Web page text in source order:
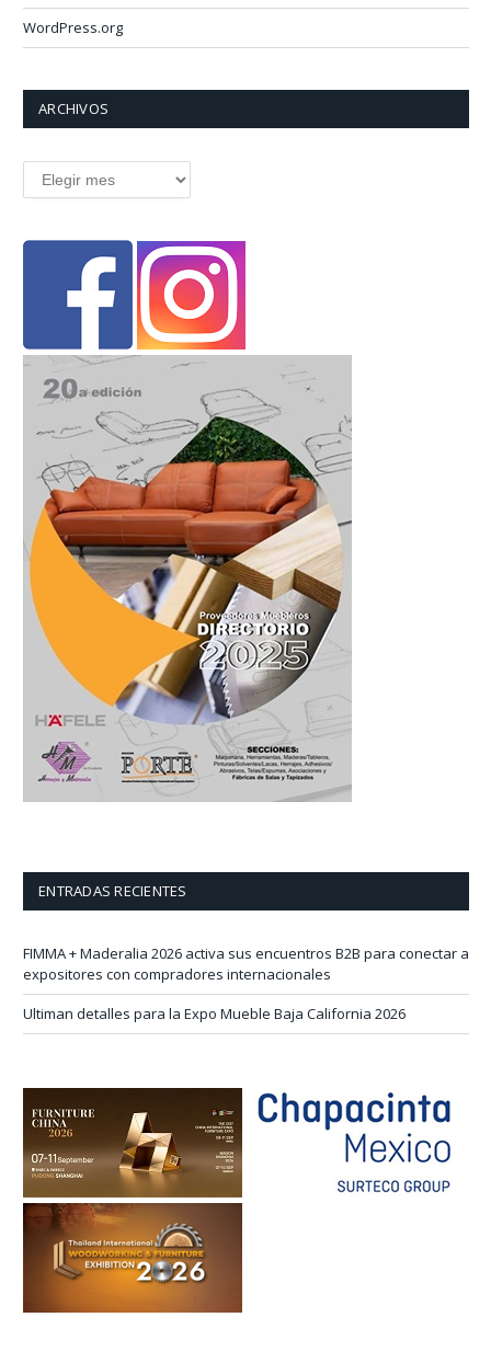
WordPress.org
ARCHIVOS
Archivos
ENTRADAS RECIENTES
FIMMA + Maderalia 2026 activa sus encuentros B2B para conectar a
expositores con compradores internacionales
Ultiman detalles para la Expo Mueble Baja California 2026